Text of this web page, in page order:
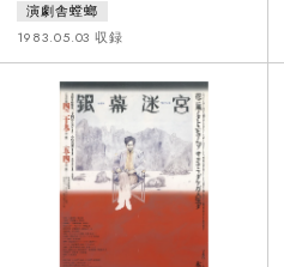
し、45歳の若さで死んだ、奇才映
画監督・川島雄三をモデルに、ひ
とりの映画監督の運命的な死の前
日の一夜を描く小松杏里の新作オ
リジナル作品です。監督カワシマ
に大鷹明良を配し、陰から妖へと
変貌するその妻を美加理が演じ、
青白く燃え上がるスクリーンの彼
方に恐山の雪景が現出する時、亡
霊たちが、闇を引き裂く叫びと共
演劇舎螳螂
1983.05.03 収録